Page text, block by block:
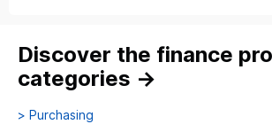
Discover the finance
categories →
> Purchasing